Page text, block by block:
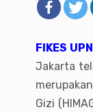
FIKES
Jakarta
Gizi